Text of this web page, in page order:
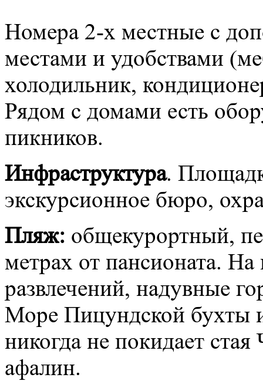
Номера 2-х местные с
местами и удобствами
холодильник,
Рядом с домами есть
пикников.
Инфраструктура.
экскурсионное бюро,
Пляж: общекурортный,
метрах от пансионата.
развлечений, надувные
Море Пицундской бухты
никогда не покидает
афалин.